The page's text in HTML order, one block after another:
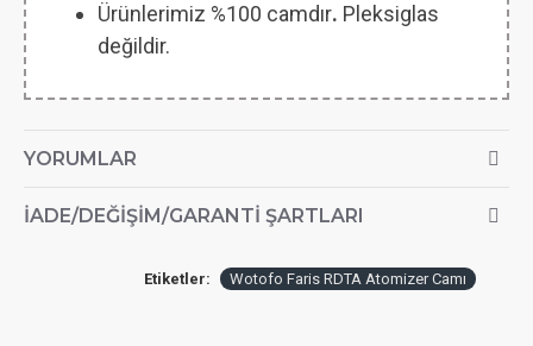
Ürünlerimiz %100 camdır. Pleksiglas
değildir.
YORUMLAR
İADE/DEĞIŞIM/GARANTI ŞARTLARI
Etiketler: Wotofo Faris RDTA Atomizer Camı